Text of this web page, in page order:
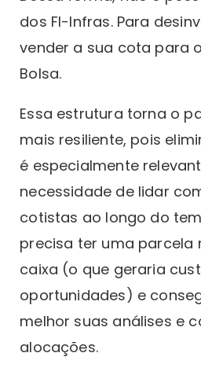
dos FI-Infras. Para
vender a sua cota para
Bolsa.
Essa estrutura torna o
mais resiliente, pois
é especialmente
necessidade de lidar
cotistas ao longo do
precisa ter uma parcela
caixa (o que geraria
oportunidades) e
melhor suas análises e
alocações.